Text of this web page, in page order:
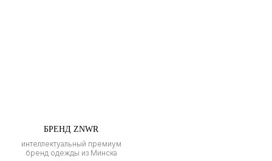
БРЕНД ZNWR
интеллектуальный премиум
бренд одежды из Минска